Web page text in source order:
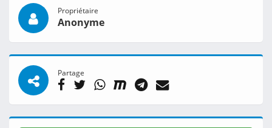
Propriétaire
Anonyme
Partage